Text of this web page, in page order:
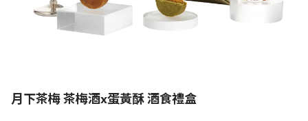
月下茶梅 茶梅酒x蛋黃酥 酒食禮盒